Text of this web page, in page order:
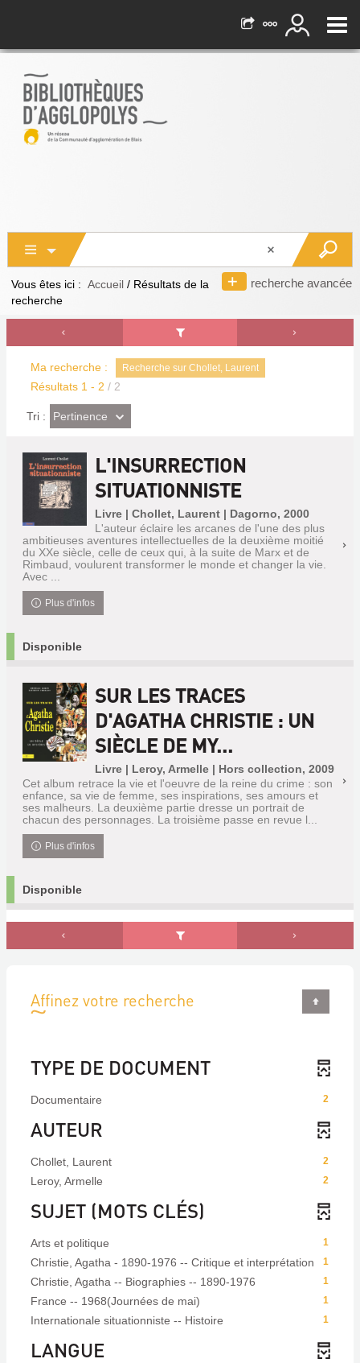
recherche avancée
Vous êtes ici : Accueil / Résultats de la
recherche
Ma recherche : Recherche sur Chollet, Laurent
Résultats 1 - 2 / 2
Tri : (Effet
imédiat)
Pertinence
L'INSURRECTION
SITUATIONNISTE
Livre | Chollet, Laurent | Dagorno, 2000
L'auteur éclaire les arcanes de l'une des plus
ambitieuses aventures intellectuelles de la deuxième moitié
du XXe siècle, celle de ceux qui, à la suite de Marx et de
Rimbaud, voulurent transformer le monde et changer la vie.
Avec ...
Plus d'infos
Disponible
SUR LES TRACES
D'AGATHA CHRISTIE : UN
SIÈCLE DE MY...
Livre | Leroy, Armelle | Hors collection, 2009
Cet album retrace la vie et l'oeuvre de la reine du crime : son
enfance, sa vie de femme, ses inspirations, ses amours et
ses malheurs. La deuxième partie dresse un portrait de
chacun des personnages. La troisième passe en revue l...
Plus d'infos
Disponible
Affinez votre recherche
TYPE DE DOCUMENT
2
Documentaire
AUTEUR
2
Chollet, Laurent
2
Leroy, Armelle
SUJET (MOTS CLÉS)
1
Arts et politique
1
Christie, Agatha - 1890-1976 -- Critique et interprétation
1
Christie, Agatha -- Biographies -- 1890-1976
1
France -- 1968(Journées de mai)
1
Internationale situationniste -- Histoire
LANGUE